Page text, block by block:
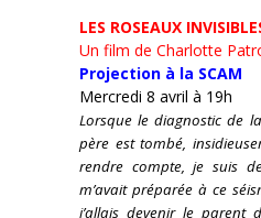
LES ROSEAUX
Un film de Charlotte
Projection à la SCAM
Mercredi 8 avril à 19h
Lorsque le diagnostic de
père est tombé,
rendre compte, je suis
m’avait préparée à ce
j’allais devenir le parent